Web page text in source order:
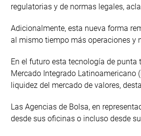
regulatorias y de normas legales,
Adicionalmente, esta nueva forma
al mismo tiempo más operaciones y
En el futuro esta tecnología de
Mercado Integrado Latinoamericano
liquidez del mercado de valores,
Las Agencias de Bolsa, en
desde sus oficinas o incluso desde